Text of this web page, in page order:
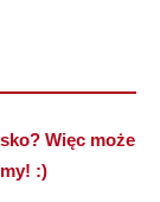
Więc może
:)